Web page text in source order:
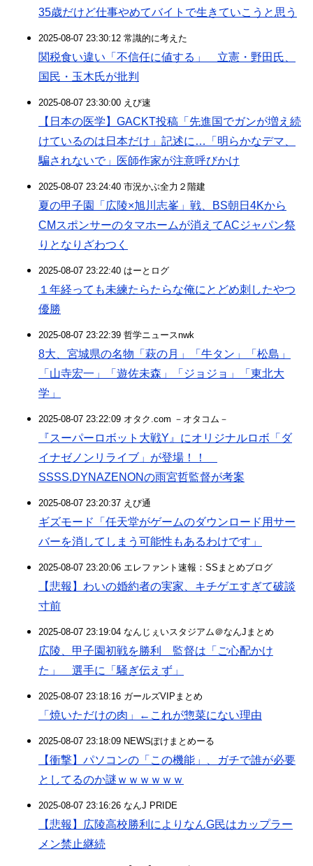
35歳だけど仕事やめてバイトで生きていこうと思う
2025-08-07 23:30:12 常識的に考えた
関税食い違い「不信任に値する」 立憲・野田氏、
国民・玉木氏が批判
2025-08-07 23:30:00 えび速
【日本の医学】GACKT投稿「先進国でガンが増え続
けているのは日本だけ」記述に…「明らかなデマ、
騙されないで」医師作家が注意呼びかけ
2025-08-07 23:24:40 市況かぶ全力２階建
夏の甲子園「広陵×旭川志峯」戦、BS朝日4Kから
CMスポンサーのタマホームが消えてACジャパン祭
りとなりざわつく
2025-08-07 23:22:40 はーとログ
１年経っても未練たらたらな俺にとどめ刺したやつ
優勝
2025-08-07 23:22:39 哲学ニュースnwk
8大、宮城県の名物「萩の月」「牛タン」「松島」
「山寺宏一」「遊佐未森」「ジョジョ」「東北大
学」
2025-08-07 23:22:09 オタク.com －オタコム－
『スーパーロボット大戦Y』にオリジナルロボ「ダ
イナゼノンリライブ」が登場！！
SSSS.DYNAZENONの雨宮哲監督が考案
2025-08-07 23:20:37 えび通
ギズモード「任天堂がゲームのダウンロード用サー
バーを消してしまう可能性もあるわけです」
2025-08-07 23:20:06 エレファント速報：SSまとめブログ
【悲報】わいの婚約者の実家、キチゲエすぎて破談
寸前
2025-08-07 23:19:04 なんじぇいスタジアム＠なんJまとめ
広陵、甲子園初戦を勝利 監督は「ご心配かけ
た」 選手に「騒ぎ伝えず」
2025-08-07 23:18:16 ガールズVIPまとめ
「焼いただけの肉」←これが惣菜にない理由
2025-08-07 23:18:09 NEWSぽけまとめーる
【衝撃】パソコンの「この機能」、ガチで誰が必要
としてるのか謎ｗｗｗｗｗｗ
2025-08-07 23:16:26 なんJ PRIDE
【悲報】広陵高校勝利によりなんG民はカップラー
メン禁止継続